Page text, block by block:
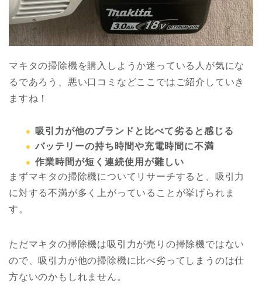
マキタの掃除機を購入しようか迷っている人が気にな
るであろう、悪い口コミなどここではご紹介していき
ますね！
吸引力が他のブランドと比べて劣ると感じる
バッテリーの持ち時間や充電時間に不満
作業時間が短く連続使用が難しい
まずマキタの掃除機についてリサーチすると、吸引力
に対する不満が多く上がっていることが挙げられま
す。
ただマキタの掃除機は吸引力が売りの掃除機ではない
ので、吸引力が他の掃除機に比べ劣ってしまうのは仕
方ないのかもしれません。